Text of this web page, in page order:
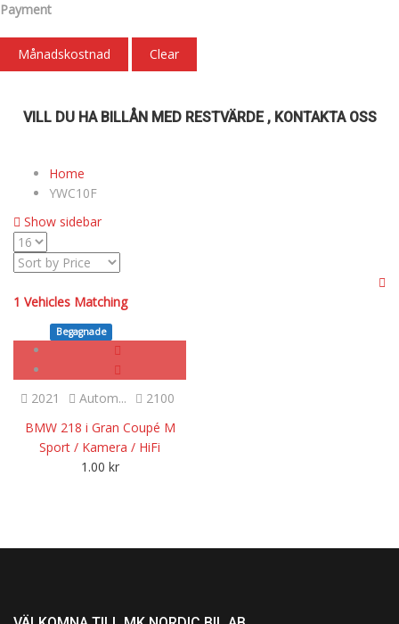
Payment
Månadskostnad Clear
VILL DU HA BILLÅN MED RESTVÄRDE , KONTAKTA OSS
Home
YWC10F
Show sidebar
1 Vehicles Matching
Begagnade
2021 Autom...
2100
BMW 218 i Gran Coupé M
Sport / Kamera / HiFi
1.00 kr